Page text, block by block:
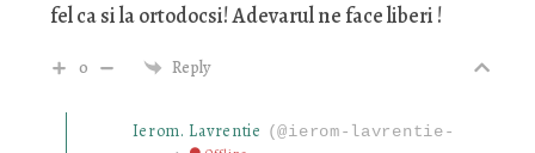
fel ca si la ortodocsi! Adevarul ne face liberi !
0 Reply
Ierom. Lavrentie (@ierom-lavrentie-